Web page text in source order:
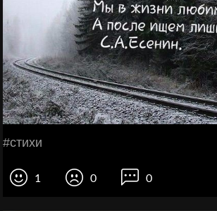
#стихи
1 0 0